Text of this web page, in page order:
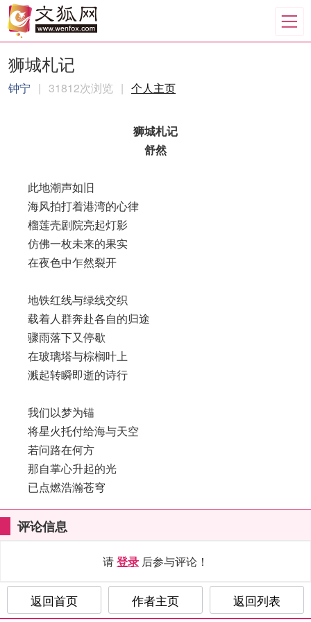
狮城札记
钟宁 | 31812次浏览 | 个人主页
狮城札记
舒然
此地潮声如旧
海风拍打着港湾的心律
榴莲壳剧院亮起灯影
仿佛一枚未来的果实
在夜色中乍然裂开
地铁红线与绿线交织
载着人群奔赴各自的归途
骤雨落下又停歇
在玻璃塔与棕榈叶上
溅起转瞬即逝的诗行
我们以梦为锚
将星火托付给海与天空
若问路在何方
那自掌心升起的光
已点燃浩瀚苍穹
评论信息
请登录 后参与评论！
返回首页 作者主页 返回列表